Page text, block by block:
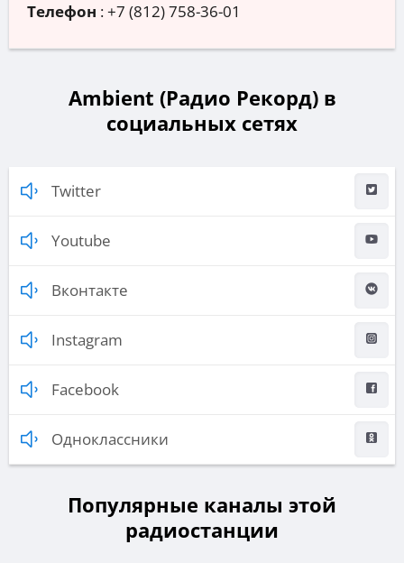
Телефон :+7 (812) 758-36-01
Ambient (Радио Рекорд) в
социальных сетях
Twitter
Youtube
Вконтакте
Instagram
Facebook
Одноклассники
Популярные каналы этой
радиостанции